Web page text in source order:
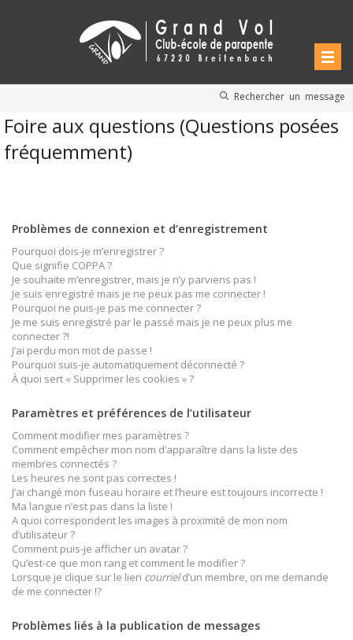
Rechercher un message
Foire aux questions (Questions posées
fréquemment)
Problèmes de connexion et d’enregistrement
Pourquoi dois-je m’enregistrer ?
Que signifie COPPA ?
Je souhaite m’enregistrer, mais je n’y parviens pas !
Je suis enregistré mais je ne peux pas me connecter !
Pourquoi ne puis-je pas me connecter ?
Je me suis enregistré par le passé mais je ne peux plus me
connecter ?!
J’ai perdu mon mot de passe !
Pourquoi suis-je automatiquement déconnecté ?
À quoi sert « Supprimer les cookies » ?
Paramètres et préférences de l’utilisateur
Comment modifier mes paramètres ?
Comment empêcher mon nom d’apparaître dans la liste des
membres connectés ?
Les heures ne sont pas correctes !
J’ai changé mon fuseau horaire et l’heure est toujours incorrecte !
Ma langue n’est pas dans la liste !
A quoi correspondent les images à proximité de mon nom
d’utilisateur ?
Comment puis-je afficher un avatar ?
Qu’est-ce que mon rang et comment le modifier ?
Lorsque je clique sur le lien courrield’un membre, on me demande
de me connecter !?
Problèmes liés à la publication de messages